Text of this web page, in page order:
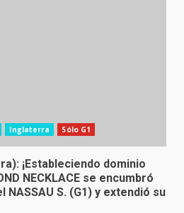
Inglaterra Sólo G1
¡Estableciendo dominio
NECKLACE se encumbró
NASSAU S. (G1) y extendió su